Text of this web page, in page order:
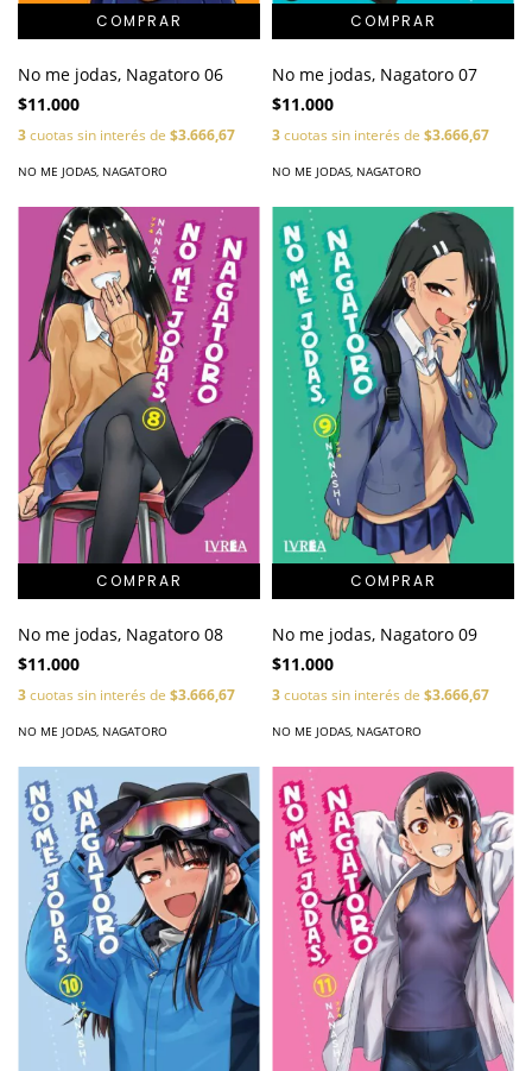
No me jodas, Nagatoro 06
$11.000
3cuotas sin interés de $3.666,67
NO ME JODAS, NAGATORO
No me jodas, Nagatoro 07
$11.000
3cuotas sin interés de $3.666,67
NO ME JODAS, NAGATORO
No me jodas, Nagatoro 08
$11.000
3cuotas sin interés de $3.666,67
NO ME JODAS, NAGATORO
No me jodas, Nagatoro 09
$11.000
3cuotas sin interés de $3.666,67
NO ME JODAS, NAGATORO